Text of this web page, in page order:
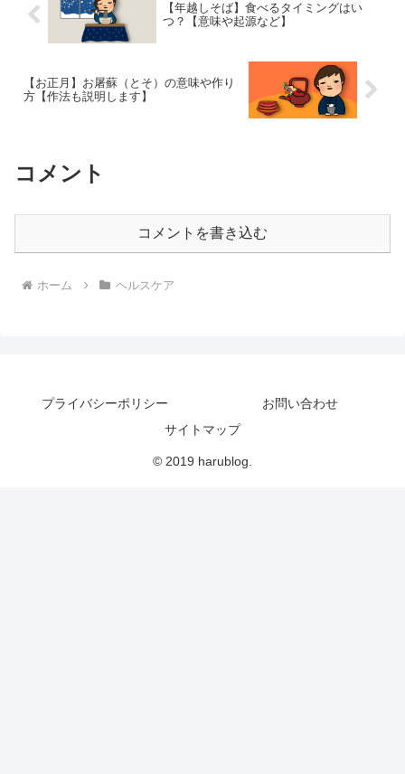
【年越しそば】食べるタイミングはい
つ？【意味や起源など】
【お正月】お屠蘇（とそ）の意味や作り
方【作法も説明します】
コメント
コメントを書き込む
ホーム ヘルスケア
プライバシーポリシー
お問い合わせ
サイトマップ
© 2019 harublog.